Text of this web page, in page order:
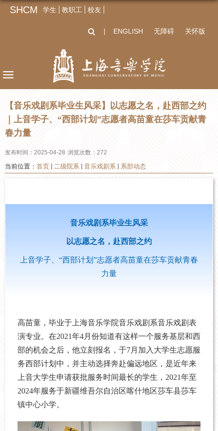
SHCM 学生 教职工 校友
ENGLISH 无障碍 关怀版
【音乐戏剧系毕业生风采】以志愿之名，赴西部之约
｜上音学子、“西部计划”志愿者高苗童在莎车贡献青
春力量
发布时间：2025-04-28 浏览次数： 272
当前位置： 首页 二级院系 音乐戏剧系 系部动态
音乐戏剧系毕业生风采
以志愿之名，赴西部之约
上音学子、“西部计划”志愿者高苗童在莎车贡献青春
力量
高苗童，毕业于上海音乐学院音乐戏剧系音乐戏剧表
演专业。在2021年4月份知道有这样一个服务基层和西
部的机会之后，他立刻报名，于7月加入大学生志愿服
务西部计划中，并主动选择奔赴偏远地区，是近年来
上音大学生申请获批服务时间最长的学生，2021年至
2024年服务于新疆维吾尔自治区喀什地区莎车县莎车
镇中心小学。